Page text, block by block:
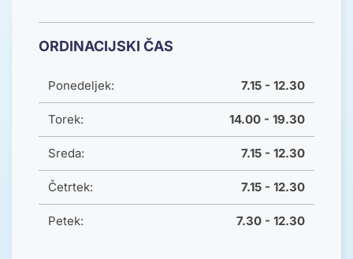
ORDINACIJSKI ČAS
Ponedeljek: 7.15 - 12.30
Torek: 14.00 - 19.30
Sreda: 7.15 - 12.30
Četrtek: 7.15 - 12.30
Petek: 7.30 - 12.30